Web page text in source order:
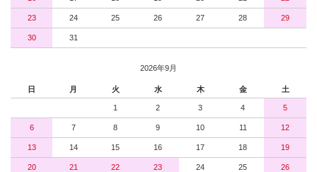
23 24 25 26 27 28 29
30 31
2026年9月
日 月 火 水 木 金 土
1 2 3 4 5
6 7 8 9 10 11 12
13 14 15 16 17 18 19
20 21 22 23 24 25 26